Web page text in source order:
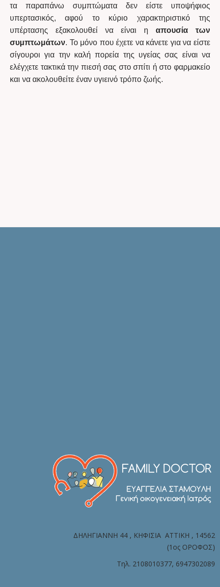
τα παραπάνω συμπτώματα δεν είστε υποψήφιος
υπερτασικός, αφού το κύριο χαρακτηριστικό της
υπέρτασης εξακολουθεί να είναι η απουσία των
συμπτωμάτων. Το μόνο που έχετε να κάνετε για να είστε
σίγουροι για την καλή πορεία της υγείας σας είναι να
ελέγχετε τακτικά την πιεσή σας στο σπίτι ή στο φαρμακείο
και να ακολουθείτε έναν υγιεινό τρόπο ζωής.
ΔΗΛΗΓΙΑΝΝΗ 44 , ΚΗΦΙΣΙΑ ATTIKH , 14562
(1oς ΟΡΟΦΟΣ)
Τηλ. 2108010377, 6947302089